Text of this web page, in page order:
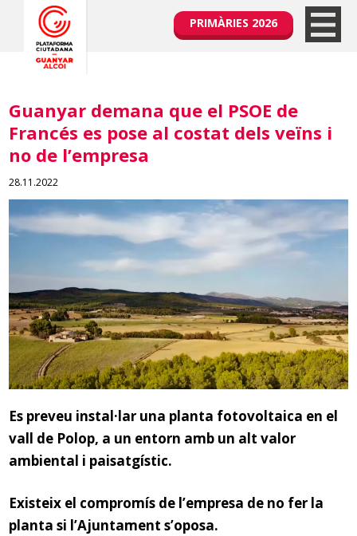
PRIMÀRIES 2026
Guanyar demana que el PSOE de
Francés es pose al costat dels veïns i
no de l’empresa
28.11.2022
Es preveu instal·lar una planta fotovoltaica en el
vall de Polop, a un entorn amb un alt valor
ambiental i paisatgístic.
Existeix el compromís de l’empresa de no fer la
planta si l’Ajuntament s’oposa.